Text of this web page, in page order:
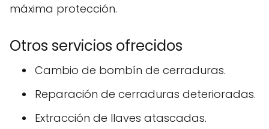
máxima protección.
Otros servicios ofrecidos
Cambio de bombín de cerraduras.
Reparación de cerraduras deterioradas.
Extracción de llaves atascadas.